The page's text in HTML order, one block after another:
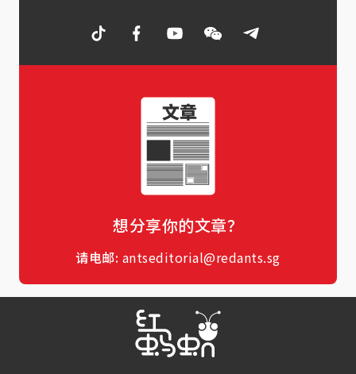
想分享你的文章？
请电邮: antseditorial@redants.sg